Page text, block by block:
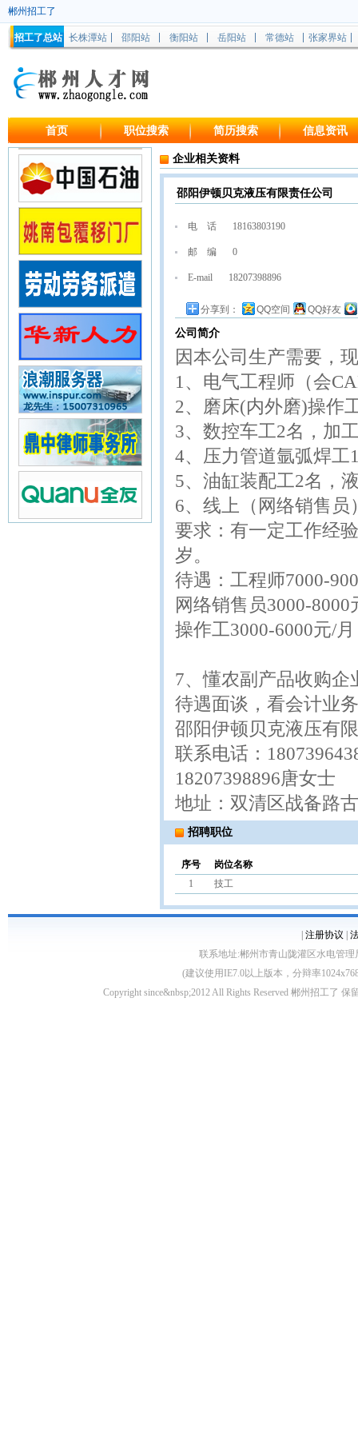
郴州招工了
招工了总站 长株潭站 邵阳站 衡阳站 岳阳站 常德站 张家界站
首页 职位搜索 简历搜索 信息资讯
企业相关资料
邵阳伊顿贝克液压有限责任公司
电 话 18163803190
邮 编 0
E-mail 18207398896
分享到： QQ空间 QQ好友
公司简介
因本公司生产需要，
1、电气工程师（会
2、磨床(内外磨)操作
3、数控车工2名，加
4、压力管道氩弧焊工
5、油缸装配工2名，
6、线上（网络销售员
要求：有一定工作经
岁。
待遇：工程师7000-
网络销售员3000-8000
操作工3000-6000元/月
7、懂农副产品收购企
待遇面谈，看会计业
邵阳伊顿贝克液压有
联系电话：
18207398896唐女士
地址：双清区战备路
招聘职位
序号
岗位名称
1
技工
注册协议
联系地址:郴州市青山陇灌区水电管理
(建议使用IE7.0以上版本，分辩率
Copyright since&nbsp;2012 All Rights Reserved 郴州招工了